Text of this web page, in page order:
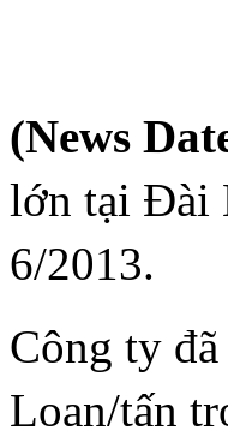
(News
lớn tại Đài
6/2013.
Công ty
Loan/tấn